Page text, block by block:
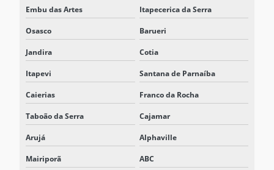
Embu das Artes Itapecerica da Serra
Osasco Barueri
Jandira Cotia
Itapevi Santana de Parnaíba
Caierias Franco da Rocha
Taboão da Serra Cajamar
Arujá Alphaville
Mairiporã ABC